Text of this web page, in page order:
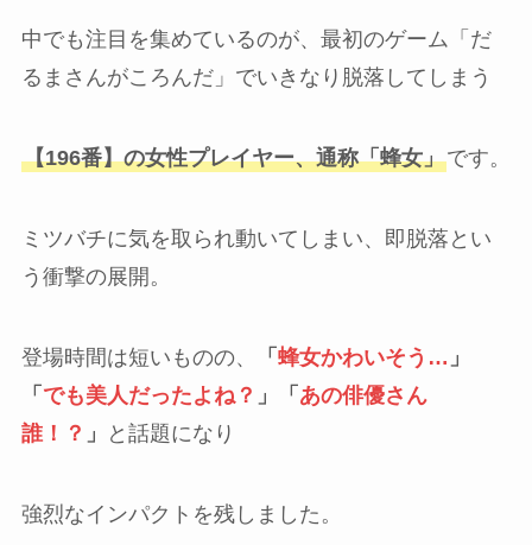
中でも注目を集めているのが、最初のゲーム「だ
るまさんがころんだ」でいきなり脱落してしまう
【196番】の女性プレイヤー、通称「蜂女」です。
ミツバチに気を取られ動いてしまい、即脱落とい
う衝撃の展開。
登場時間は短いものの、 「 蜂女かわいそう… 」
「 でも美人だったよね？ 」「 あの俳優さん
誰！？ 」 と話題になり
強烈なインパクトを残しました。